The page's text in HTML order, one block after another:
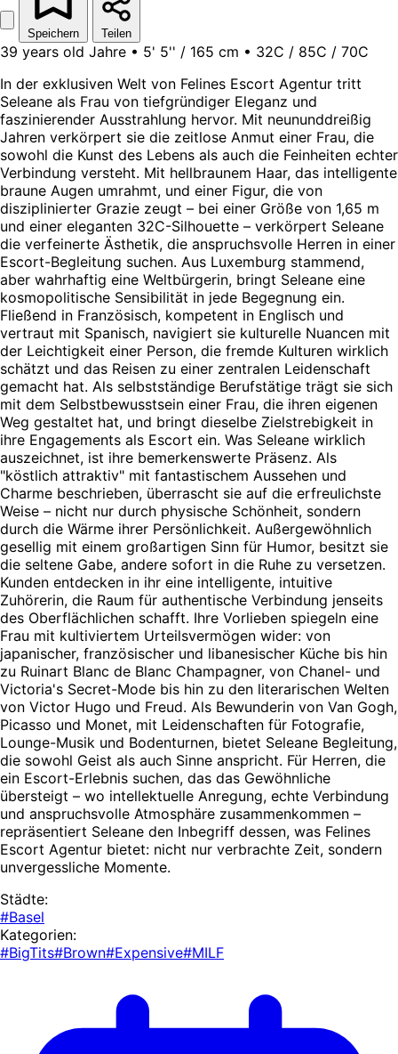
Speichern Teilen
39 years old Jahre • 5' 5'' / 165 cm • 32C / 85C / 70C
In der exklusiven Welt von Felines Escort Agentur tritt
Seleane als Frau von tiefgründiger Eleganz und
faszinierender Ausstrahlung hervor. Mit neununddreißig
Jahren verkörpert sie die zeitlose Anmut einer Frau, die
sowohl die Kunst des Lebens als auch die Feinheiten echter
Verbindung versteht. Mit hellbraunem Haar, das intelligente
braune Augen umrahmt, und einer Figur, die von
disziplinierter Grazie zeugt – bei einer Größe von 1,65 m
und einer eleganten 32C-Silhouette – verkörpert Seleane
die verfeinerte Ästhetik, die anspruchsvolle Herren in einer
Escort-Begleitung suchen. Aus Luxemburg stammend,
aber wahrhaftig eine Weltbürgerin, bringt Seleane eine
kosmopolitische Sensibilität in jede Begegnung ein.
Fließend in Französisch, kompetent in Englisch und
vertraut mit Spanisch, navigiert sie kulturelle Nuancen mit
der Leichtigkeit einer Person, die fremde Kulturen wirklich
schätzt und das Reisen zu einer zentralen Leidenschaft
gemacht hat. Als selbstständige Berufstätige trägt sie sich
mit dem Selbstbewusstsein einer Frau, die ihren eigenen
Weg gestaltet hat, und bringt dieselbe Zielstrebigkeit in
ihre Engagements als Escort ein. Was Seleane wirklich
auszeichnet, ist ihre bemerkenswerte Präsenz. Als
"köstlich attraktiv" mit fantastischem Aussehen und
Charme beschrieben, überrascht sie auf die erfreulichste
Weise – nicht nur durch physische Schönheit, sondern
durch die Wärme ihrer Persönlichkeit. Außergewöhnlich
gesellig mit einem großartigen Sinn für Humor, besitzt sie
die seltene Gabe, andere sofort in die Ruhe zu versetzen.
Kunden entdecken in ihr eine intelligente, intuitive
Zuhörerin, die Raum für authentische Verbindung jenseits
des Oberflächlichen schafft. Ihre Vorlieben spiegeln eine
Frau mit kultiviertem Urteilsvermögen wider: von
japanischer, französischer und libanesischer Küche bis hin
zu Ruinart Blanc de Blanc Champagner, von Chanel- und
Victoria's Secret-Mode bis hin zu den literarischen Welten
von Victor Hugo und Freud. Als Bewunderin von Van Gogh,
Picasso und Monet, mit Leidenschaften für Fotografie,
Lounge-Musik und Bodenturnen, bietet Seleane Begleitung,
die sowohl Geist als auch Sinne anspricht. Für Herren, die
ein Escort-Erlebnis suchen, das das Gewöhnliche
übersteigt – wo intellektuelle Anregung, echte Verbindung
und anspruchsvolle Atmosphäre zusammenkommen –
repräsentiert Seleane den Inbegriff dessen, was Felines
Escort Agentur bietet: nicht nur verbrachte Zeit, sondern
unvergessliche Momente.
Städte:
#Basel
Kategorien:
#BigTits#Brown#Expensive#MILF